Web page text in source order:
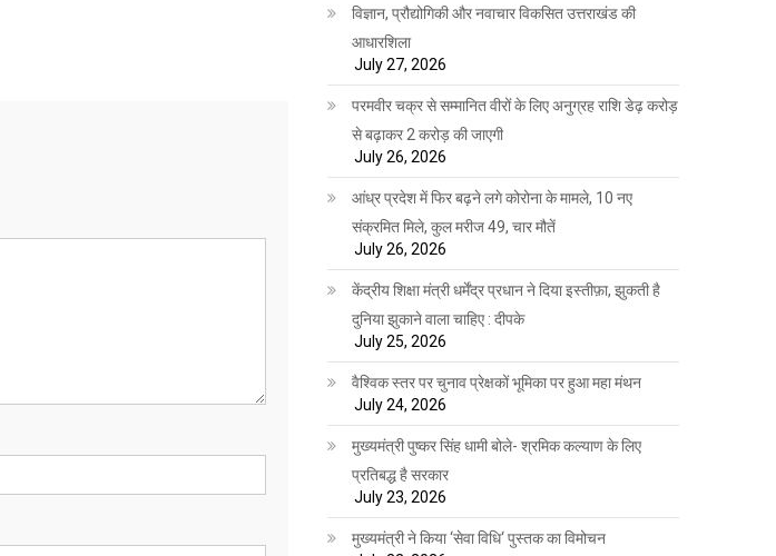
विज्ञान, प्रौद्योगिकी और नवाचार विकसित उत्तराखंड की
आधारशिला
July 27, 2026
परमवीर चक्र से सम्मानित वीरों के लिए अनुग्रह राशि डेढ़ करोड़
से बढ़ाकर 2 करोड़ की जाएगी
July 26, 2026
आंध्र प्रदेश में फिर बढ़ने लगे कोरोना के मामले, 10 नए
संक्रमित मिले, कुल मरीज 49, चार मौतें
July 26, 2026
केंद्रीय शिक्षा मंत्री धर्मेंद्र प्रधान ने दिया इस्तीफ़ा, झुकती है
दुनिया झुकाने वाला चाहिए : दीपके
July 25, 2026
वैश्विक स्तर पर चुनाव प्रेक्षकों भूमिका पर हुआ महा मंथन
July 24, 2026
मुख्यमंत्री पुष्कर सिंह धामी बोले- श्रमिक कल्याण के लिए
प्रतिबद्ध है सरकार
July 23, 2026
मुख्यमंत्री ने किया ‘सेवा विधि‘ पुस्तक का विमोचन